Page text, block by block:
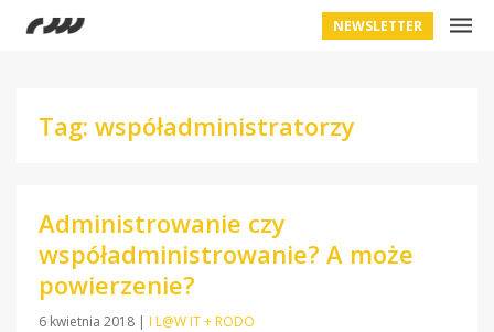
NEWSLETTER
Tag: współadministratorzy
Administrowanie czy
współadministrowanie? A może
powierzenie?
6 kwietnia 2018 | I L@W IT + RODO